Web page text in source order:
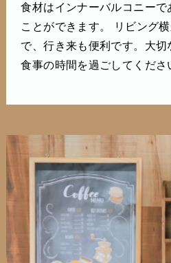
食材はインナーバルコニーで
ことができます。 リビング
で、行き来も便利です。大
食事の時間を過ごしてくださ